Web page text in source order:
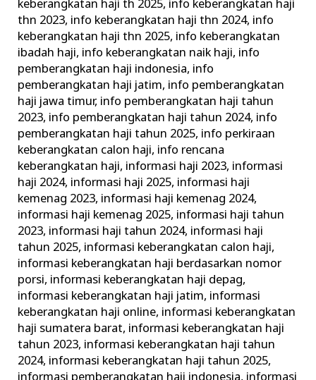
keberangkatan haji th 2025, info keberangkatan haji
thn 2023, info keberangkatan haji thn 2024, info
keberangkatan haji thn 2025, info keberangkatan
ibadah haji, info keberangkatan naik haji, info
pemberangkatan haji indonesia, info
pemberangkatan haji jatim, info pemberangkatan
haji jawa timur, info pemberangkatan haji tahun
2023, info pemberangkatan haji tahun 2024, info
pemberangkatan haji tahun 2025, info perkiraan
keberangkatan calon haji, info rencana
keberangkatan haji, informasi haji 2023, informasi
haji 2024, informasi haji 2025, informasi haji
kemenag 2023, informasi haji kemenag 2024,
informasi haji kemenag 2025, informasi haji tahun
2023, informasi haji tahun 2024, informasi haji
tahun 2025, informasi keberangkatan calon haji,
informasi keberangkatan haji berdasarkan nomor
porsi, informasi keberangkatan haji depag,
informasi keberangkatan haji jatim, informasi
keberangkatan haji online, informasi keberangkatan
haji sumatera barat, informasi keberangkatan haji
tahun 2023, informasi keberangkatan haji tahun
2024, informasi keberangkatan haji tahun 2025,